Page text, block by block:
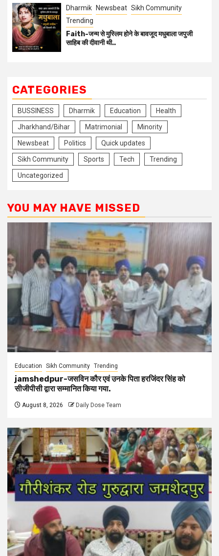
Dharmik Newsbeat Sikh Community
Trending
Faith-जन्म से मुस्लिम होने के बावजूद मधुबाला जपुजी
साहिब की दीवानी थी..
CATEGORIES
BUSSINESS Dharmik Education Health
Jharkhand/Bihar Matrimonial Minority
Newsbeat Politics Quick updates
Sikh Community Sports Tech Trending
Uncategorized
YOU MAY HAVE MISSED
Education Sikh Community Trending
jamshedpur-जसविन कौर एवं उनके पिता हरजिंदर सिंह को
सीजीपीसी द्वारा सम्मानित किया गया.
August 8, 2026 Daily Dose Team